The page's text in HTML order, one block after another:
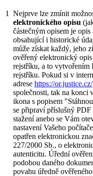
1 Nejprve lze zmínit
elektronického opisu
částečným opisem je
obsahující i historické
může získat každý, jeho
ověřený elektronický
rejstříku, a to vytvořením
rejstříku. Pokud si v
adrese https://or.justice.cz/
společnosti, tak na konci
ikona s popisem
se připraví příslušný
stažení anebo se Vám
nastavení Vašeho
opatřen elektronickou
227/2000 Sb., o
autenticitu. Úřední
podobou daného
povahu úředně